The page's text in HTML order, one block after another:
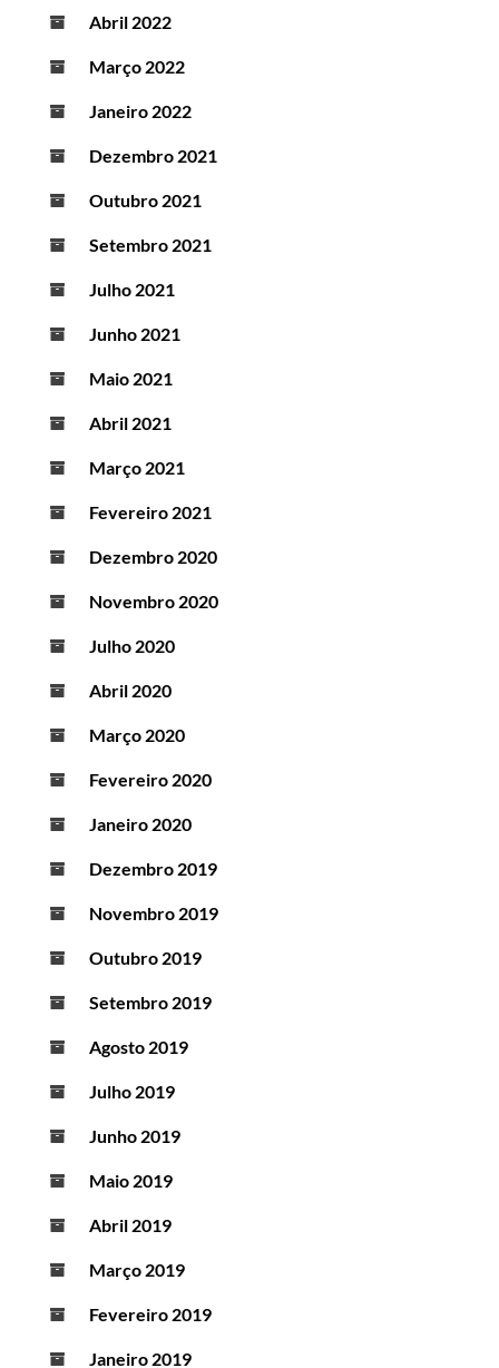
Abril 2022
Março 2022
Janeiro 2022
Dezembro 2021
Outubro 2021
Setembro 2021
Julho 2021
Junho 2021
Maio 2021
Abril 2021
Março 2021
Fevereiro 2021
Dezembro 2020
Novembro 2020
Julho 2020
Abril 2020
Março 2020
Fevereiro 2020
Janeiro 2020
Dezembro 2019
Novembro 2019
Outubro 2019
Setembro 2019
Agosto 2019
Julho 2019
Junho 2019
Maio 2019
Abril 2019
Março 2019
Fevereiro 2019
Janeiro 2019